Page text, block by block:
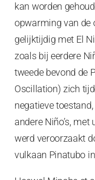
kan worden
opwarming van de
gelijktijdig met El
zoals bij eerdere
tweede bevond de
Oscillation) zich
negatieve
andere Niño’s,
werd veroorzaakt
vulkaan Pinatubo